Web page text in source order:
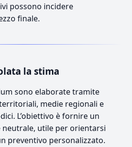
possono incidere
finale.
la stima
sono elaborate tramite
medie regionali e
L’obiettivo è fornire un
utile per orientarsi
preventivo personalizzato.